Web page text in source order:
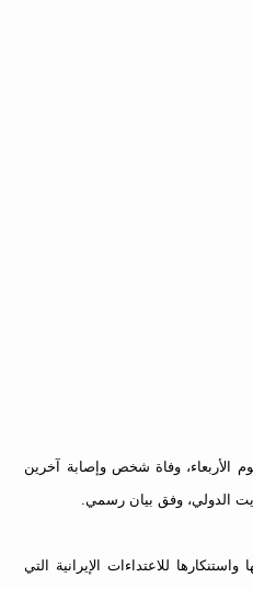
الأربعاء، وفاة شخص وإصابة آخرين
الدولي، وفق بيان رسمي.
للاعتداءات الإيرانية التي